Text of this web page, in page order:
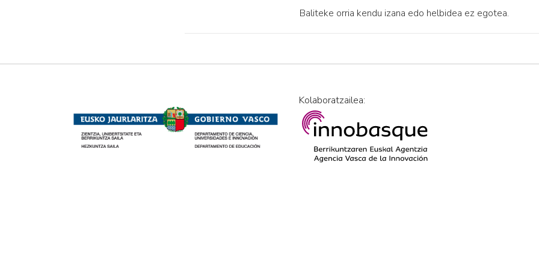
Baliteke orria kendu izana edo helbidea ez egotea.
Kolaboratzailea: